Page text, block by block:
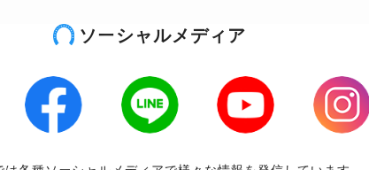
ソーシャルメディア
Facebook LINE Youtube
Instagram